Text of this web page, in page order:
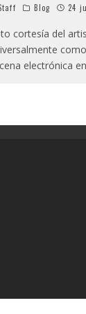
Blog 24
cortesía del
electrónica en